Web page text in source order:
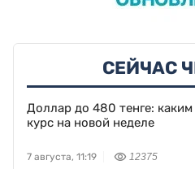
СЕЙЧАС
Доллар до 480 тенге: каким
курс на новой неделе
7 августа, 11:19 12375